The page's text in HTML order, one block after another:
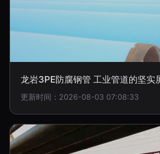
龙岩3PE防腐钢管 工业管道的坚实
更新时间：2026-08-03 07:08:33